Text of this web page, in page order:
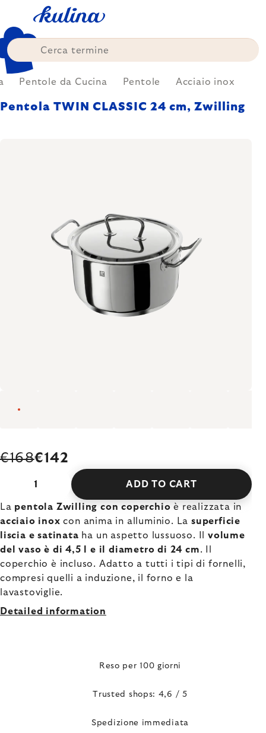
content
Pentole da Cucina Pentole Acciaio inox
Pentola TWIN CLASSIC 24 cm, Zwilling
€168€142
ADD TO CART
La pentola Zwilling con coperchio è realizzata in
acciaio inox con anima in alluminio. Lasuperficie
liscia e satinata ha un aspetto lussuoso. Ilvolume
del vaso è di 4,5 l e il diametro di 24 cm. Il
coperchio è incluso. Adatto a tutti i tipi di fornelli,
compresi quelli a induzione, il forno e la
lavastoviglie.
Detailed information
Reso per 100 giorni
Trusted shops: 4,6 / 5
Spedizione immediata